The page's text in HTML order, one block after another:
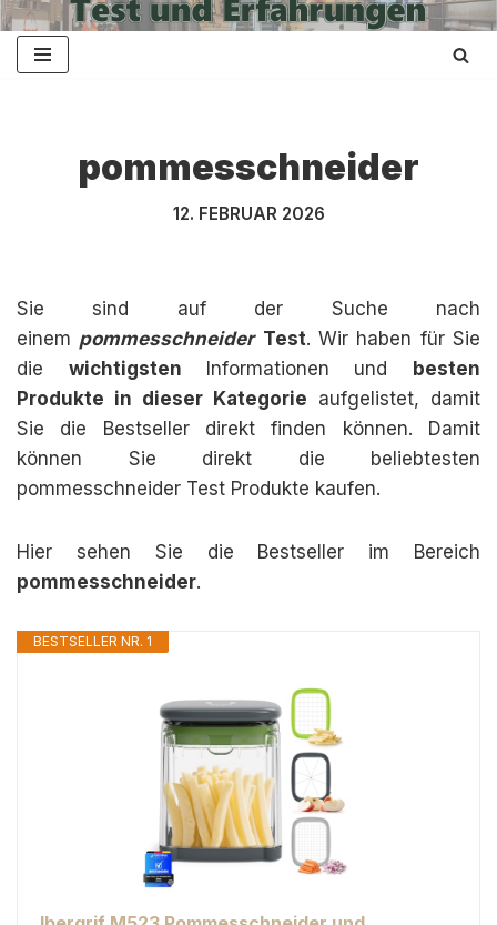
Zum
pommesschneider
12. FEBRUAR 2026
Sie sind auf der Suche nach
einem pommesschneider Test. Wir haben für Sie
die wichtigsten Informationen und
besten
Produkte in dieser Kategorie aufgelistet, damit
Sie die Bestseller direkt finden können. Damit
können Sie direkt die beliebtesten
pommesschneider Test Produkte kaufen.
Hier sehen Sie die Bestseller im Bereich
pommesschneider.
BESTSELLER NR. 1